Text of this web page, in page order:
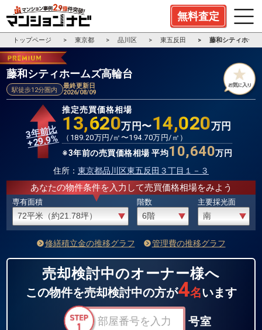
無料査定
トップページ 東京都 品川区 東五反田 藤和シティホー
藤和シティホームズ高輪台
駅徒歩12分圏内
最終更新日
2026/08/09
3年前比
+29.9%
推定売買価格相場
13,620万円〜14,020万円
（ 189.20万円/㎡〜194.70万円/㎡）
※3年前の売買価格相場 平均10,640万円
住所： 東京都品川区東五反田３丁目１－３
あなたの物件条件を入力して売買価格相場をみよう
専有面積 階数 主要採光面
修繕積立金の推移グラフ 管理費の推移グラフ
売却検討中のオーナー様へ
この物件を売却検討中の方が4名います
号室